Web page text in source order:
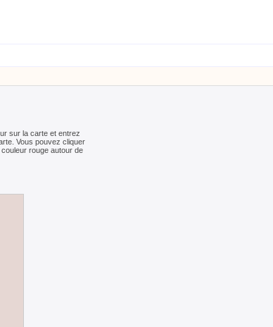
sur la carte et entrez
Vous pouvez cliquer
rouge autour de